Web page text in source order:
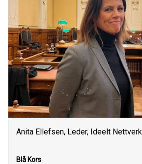
Anita Ellefsen, Leder, Ideelt Nettverk
Blå Kors